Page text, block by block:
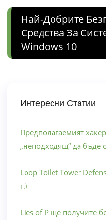
Най-Добрите
Средства За
Windows 10
Интересни Статии
Предполагаемият
„неподходящ“ да бъде
Loop Toilet Tower
г.)
Lies of P ще получите